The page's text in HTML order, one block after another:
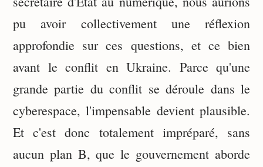
pu avoir collectivement une réflexion
approfondie sur ces questions, et ce bien
avant le conflit en Ukraine. Parce qu'une
grande partie du conflit se déroule dans le
cyberespace, l'impensable devient plausible.
Et c'est donc totalement impréparé, sans
aucun plan B, que le gouvernement aborde